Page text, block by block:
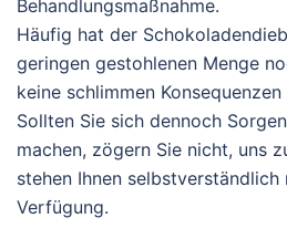
Behandlungsmaßnahme.
Häufig hat der
geringen gestohlenen Menge
keine schlimmen
Sollten Sie sich dennoch
machen, zögern Sie nicht, uns
stehen Ihnen
Verfügung.